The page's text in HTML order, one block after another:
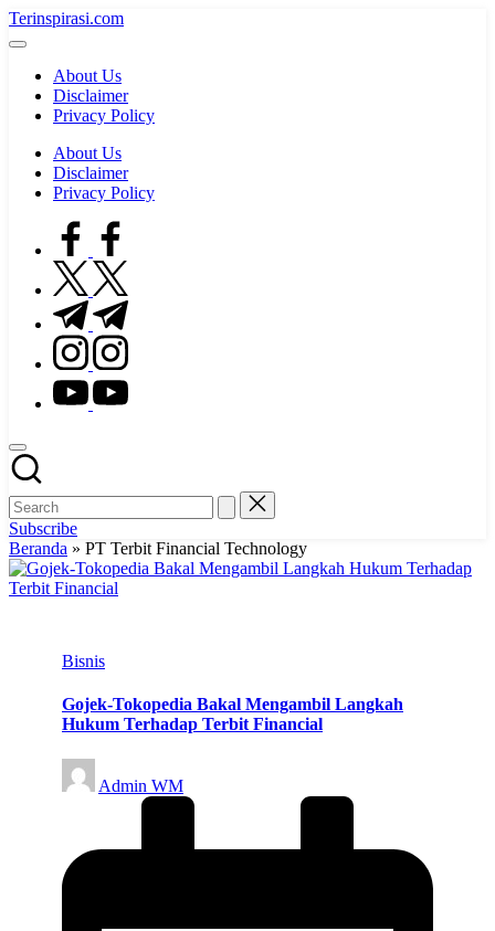
Skip
to
Terinspirasi.com
Inspirasi
TerkiniAbout Us
Disclaimer
Privacy Policy
About Us
Disclaimer
Privacy Policy
facebook.com
twitter.com
t.me
instagram.com
youtube.com
Subscribe
Beranda » PT Terbit Financial Technology
Posted
Bisnis
Gojek-Tokopedia Bakal Mengambil Langkah
Hukum Terhadap Terbit Financial
Posted
by
Admin WM